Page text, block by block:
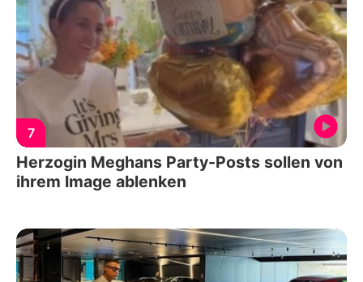
7
Herzogin Meghans Party-Posts sollen von
ihrem Image ablenken